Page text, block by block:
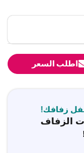
اطلب السعر
زفافك!
الزفاف